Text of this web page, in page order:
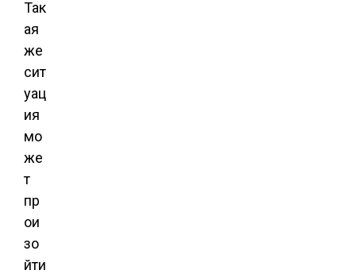
Так
ая
же
сит
уац
ия
мо
же
т
пр
ои
зо
йти